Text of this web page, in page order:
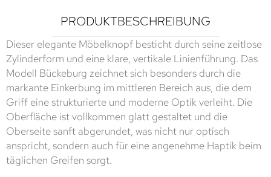
PRODUKTBESCHREIBUNG
Dieser elegante Möbelknopf besticht durch seine zeitlose
Zylinderform und eine klare, vertikale Linienführung. Das
Modell Bückeburg zeichnet sich besonders durch die
markante Einkerbung im mittleren Bereich aus, die dem
Griff eine strukturierte und moderne Optik verleiht. Die
Oberfläche ist vollkommen glatt gestaltet und die
Oberseite sanft abgerundet, was nicht nur optisch
anspricht, sondern auch für eine angenehme Haptik beim
täglichen Greifen sorgt.